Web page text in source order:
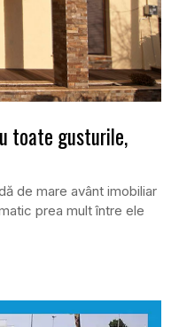
toate gusturile,
de mare avânt imobiliar
prea mult între ele